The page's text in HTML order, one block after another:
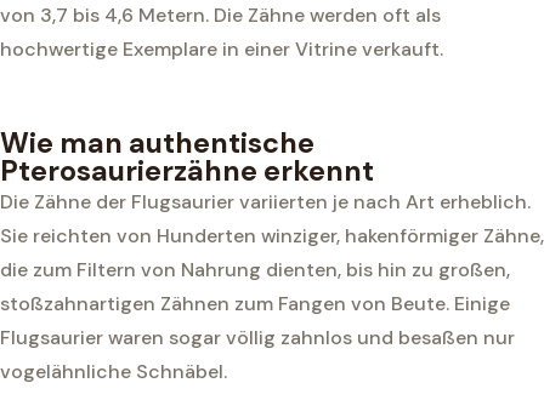
von 3,7 bis 4,6 Metern. Die Zähne werden oft als
hochwertige Exemplare in einer Vitrine verkauft.
Wie man authentische
Pterosaurierzähne erkennt
Die Zähne der Flugsaurier variierten je nach Art erheblich.
Sie reichten von Hunderten winziger, hakenförmiger Zähne,
die zum Filtern von Nahrung dienten, bis hin zu großen,
stoßzahnartigen Zähnen zum Fangen von Beute. Einige
Flugsaurier waren sogar völlig zahnlos und besaßen nur
vogelähnliche Schnäbel.